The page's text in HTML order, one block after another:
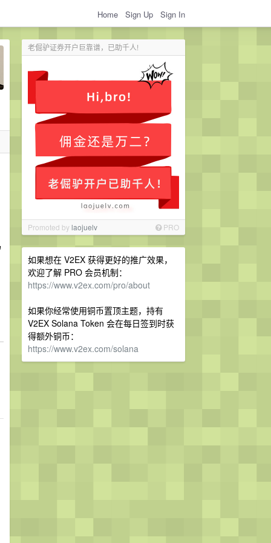
Home Sign Up Sign In
老倔驴证券开户巨靠谱，已助千人!
Promoted bylaojuelv PRO
如果想在 V2EX 获得更好的推广效果，
欢迎了解 PRO 会员机制：
https://www.v2ex.com/pro/about
如果你经常使用铜币置顶主题，持有
V2EX Solana Token 会在每日签到时获
得额外铜币：
https://www.v2ex.com/solana